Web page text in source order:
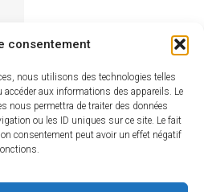
consentement
nous utilisons des technologies telles
accéder aux informations des appareils. Le
nous permettra de traiter des données
ou les ID uniques sur ce site. Le fait
consentement peut avoir un effet négatif